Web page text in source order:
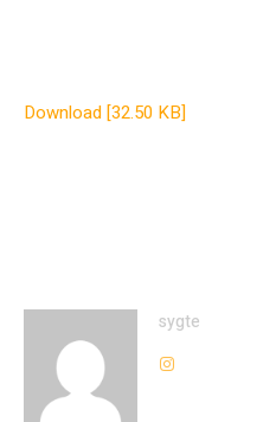
Download [32.50 KB]
sygte